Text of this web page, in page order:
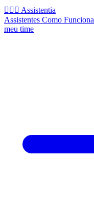
🧚🏻‍♂️ Assistentia
Assistentes Como Funciona
meu time